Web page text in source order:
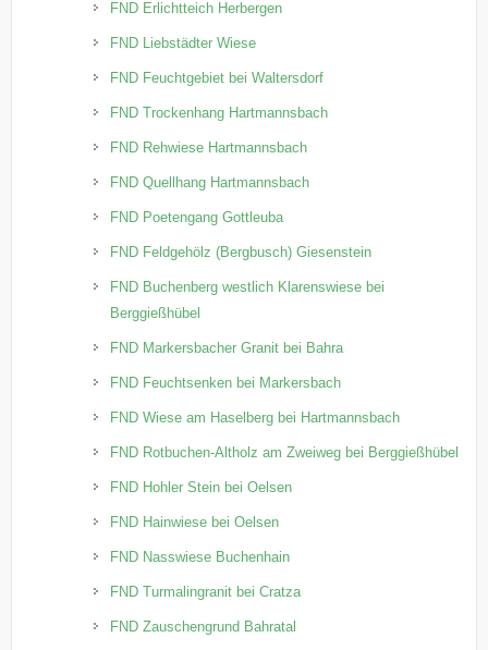
FND Erlichtteich Herbergen
FND Liebstädter Wiese
FND Feuchtgebiet bei Waltersdorf
FND Trockenhang Hartmannsbach
FND Rehwiese Hartmannsbach
FND Quellhang Hartmannsbach
FND Poetengang Gottleuba
FND Feldgehölz (Bergbusch) Giesenstein
FND Buchenberg westlich Klarenswiese bei
Berggießhübel
FND Markersbacher Granit bei Bahra
FND Feuchtsenken bei Markersbach
FND Wiese am Haselberg bei Hartmannsbach
FND Rotbuchen-Altholz am Zweiweg bei Berggießhübel
FND Hohler Stein bei Oelsen
FND Hainwiese bei Oelsen
FND Nasswiese Buchenhain
FND Turmalingranit bei Cratza
FND Zauschengrund Bahratal